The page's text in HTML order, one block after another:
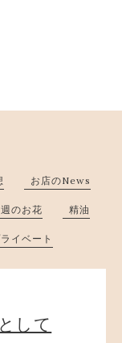
お店のNews
のお花 精油
イベート
して